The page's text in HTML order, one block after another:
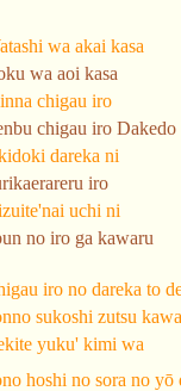
wa akai kasa
wa aoi kasa
chigau iro
chigau iro Dakedo
dareka ni
iro
uchi ni
no iro ga kawaru
iro no dareka to
sukoshi zutsu
yuku' kimi wa
hoshi no sora no yō